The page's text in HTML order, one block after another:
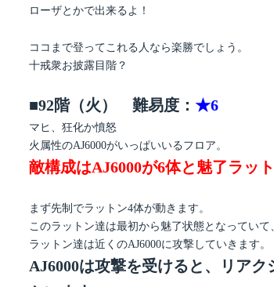
ローザとかで出来るよ！
ココまで登ってこれる人なら楽勝でしょう。
十戒衆お披露目階？
■92階（火） 難易度： ★6
マヒ、狂化か憤怒
火属性のAJ6000がいっぱいいるフロア。
敵構成はAJ6000が6体と魅了ラッ
まず先制でラットン4体が動きます。
このラットン達は最初から魅了状態となっていて
ラットン達は近くのAJ6000に攻撃していきます。
AJ6000は攻撃を受けると、リア